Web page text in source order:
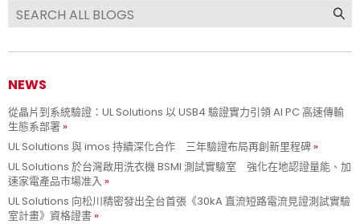
NEWS
從晶片到系統驗證：UL Solutions 以 USB4 驗證實力引領 AI PC 高速傳輸
生態系部署
UL Solutions 與 imos 持續深化合作 三年驗證布局再創新里程碑
UL Solutions 於台灣啟用洗衣機 BSMI 測試實驗室 強化在地認證量能、加
速家電產品市場准入
UL Solutions 向松川精密發出全台首張《30kA 直流短路電流見證測試實驗
室計畫》資格證書